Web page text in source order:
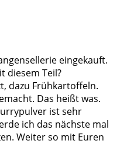
eingekauft.
diesem Teil?
dazu Frühkartoffeln.
Das heißt was.
ist sehr
ich das nächste mal
Weiter so mit Euren